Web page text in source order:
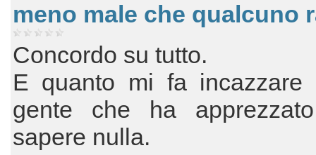
meno male che qualcuno
Concordo su tutto.
E quanto mi fa incazzare
gente che ha
sapere nulla.